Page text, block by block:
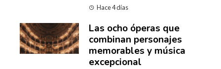
Hace 4 días
Las ocho óperas que
combinan personajes
memorables y música
excepcional